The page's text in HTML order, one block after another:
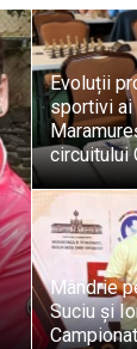
Evoluții
sportivi ai
circuitului
Mândrie
Suciu și